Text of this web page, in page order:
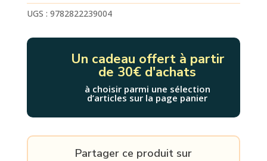
-
1
UGS : 9782822239004
Un cadeau offert à partir
de 30€ d'achats
à choisir parmi une sélection
d’articles sur la page panier
Partager ce produit sur